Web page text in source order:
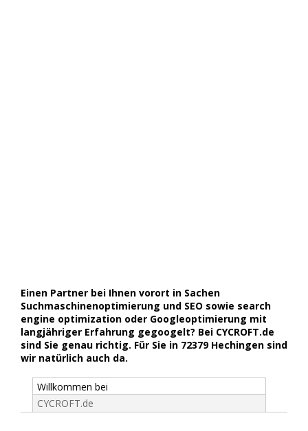
Einen Partner bei Ihnen vorort in Sachen
Suchmaschinenoptimierung und SEO sowie search
engine optimization oder Googleoptimierung mit
langjähriger Erfahrung gegoogelt? Bei CYCROFT.de
sind Sie genau richtig. Für Sie in 72379 Hechingen sind
wir natürlich auch da.
Willkommen bei
CYCROFT.de